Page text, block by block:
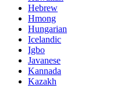
Hebrew
Hmong
Hungarian
Icelandic
Igbo
Javanese
Kannada
Kazakh